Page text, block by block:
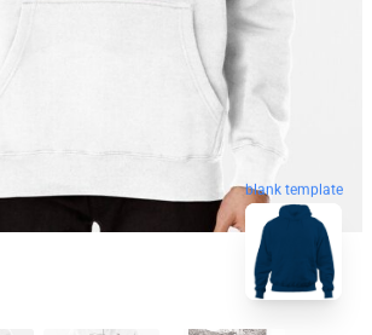
blank template